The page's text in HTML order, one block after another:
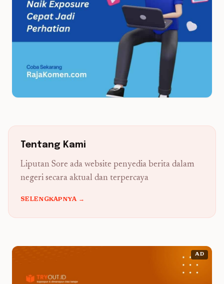
Tentang Kami
Liputan Sore ada website penyedia berita dalam
negeri secara aktual dan terpercaya
SELENGKAPNYA →
AD